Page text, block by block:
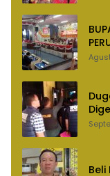
Beli